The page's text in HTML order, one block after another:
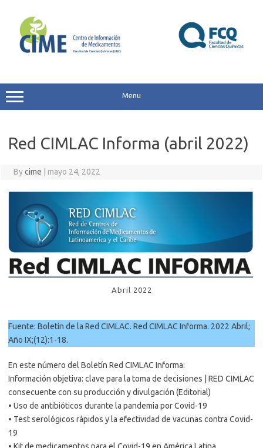
content
Menu
Red CIMLAC Informa (abril 2022)
Bycime mayo 24, 2022
Abril 2022
Fuente: Boletín de la Red CIMLAC. Red CIMLAC Informa. 2022 Abril;
Año IX;(12):1-18.
En este número del Boletín Red CIMLAC Informa:
Información objetiva: clave para la toma de decisiones | RED CIMLAC
consecuente con su producción y divulgación (Editorial)
• Uso de antibióticos durante la pandemia por Covid-19
• Test serológicos rápidos y la efectividad de vacunas contra Covid-
19